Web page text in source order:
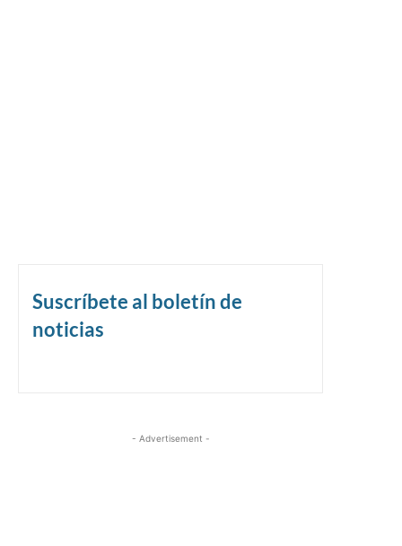
Suscríbete al boletín de
noticias
- Advertisement -